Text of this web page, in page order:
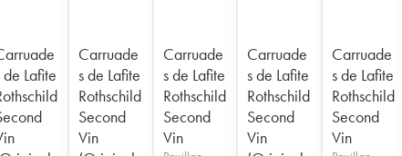
de Lafite
Carruade
s de Lafite
Rothschild
Second
Vin
Carruade
s de Lafite
Rothschild
Second
Vin
Carruade
s de Lafite
Rothschild
Second
Vin
Carruade
s de Lafite
Rothschild
Second
Vin